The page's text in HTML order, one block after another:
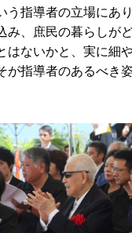
指導者の立場にあ
み、庶民の暮らしが
はないかと、実に細
が指導者のあるべき